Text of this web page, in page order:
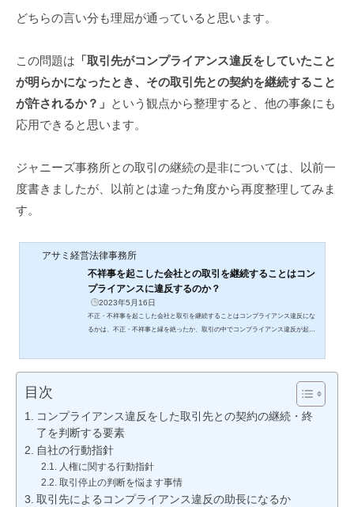
どちらの言い分も理屈が通っていると思います。
この問題は 「取引先がコンプライアンス違反をしていたこと
が明らかになったとき、その取引先との契約を継続すること
が許されるか？」 という観点から整理すると、他の事象にも
応用できると思います。
ジャニーズ事務所との取引の継続の是非については、以前一
度書きましたが、以前とは違った角度から再度整理してみま
す。
アサミ経営法律事務所
不祥事を起こした会社との取引を継続することはコン
プライアンスに違反するのか？
2023年5月16日
不正・不祥事を起こした会社と取引を継続することはコンプライアンス違反にな
るかは、不正・不祥事と縁を絶ったか、取引の中でコンプライアンス違反が起き
目次
コンプライアンス違反をした取引先との契約の継続・終
了を判断する要素
自社の行動指針
人権に関する行動指針
取引停止の判断を悩ます事情
取引先によるコンプライアンス違反の助長になるか